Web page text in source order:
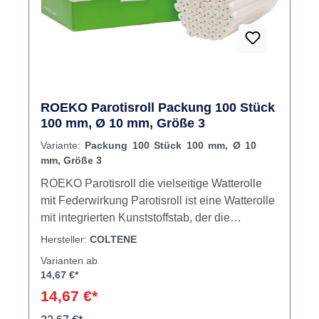
ROEKO Parotisroll Packung 100 Stück
100 mm, Ø 10 mm, Größe 3
Variante: Packung 100 Stück 100 mm, Ø 10
mm, Größe 3
ROEKO Parotisroll die vielseitige Watterolle
mit Federwirkung Parotisroll ist eine Watterolle
mit integrierten Kunststoffstab, der die
Selbstfixierung der Watterolle erleichtert. Bei
hält sie den Mund offen, die Zunge unten und
verschiedenen Größen erhältlich. Hilft den
Hersteller: COLTENE
Varianten ab
14,67 €*
14,67 €*